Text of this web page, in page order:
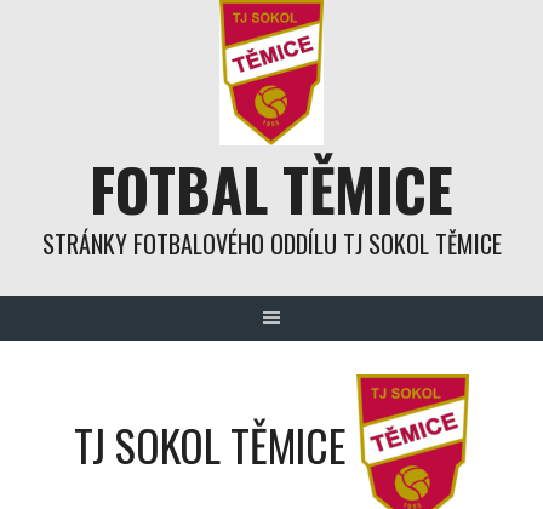
FOTBAL TĚMICE
STRÁNKY FOTBALOVÉHO ODDÍLU TJ SOKOL TĚMICE
TJ SOKOL TĚMICE